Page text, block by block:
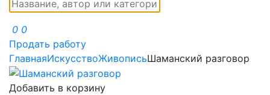
0 0
Продать работу
ГлавнаяИскусствоЖивописьШаманский разговор
Добавить в корзину